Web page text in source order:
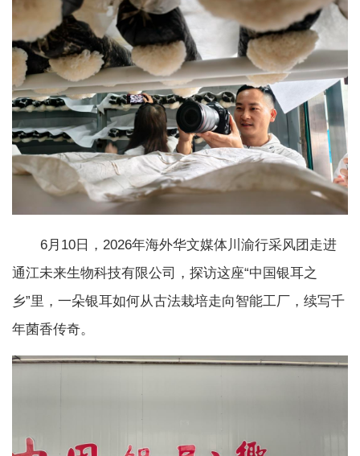
6月10日，2026年海外华文媒体川渝行采风团走进
通江未来生物科技有限公司，探访这座“中国银耳之
乡”里，一朵银耳如何从古法栽培走向智能工厂，续写千
年菌香传奇。